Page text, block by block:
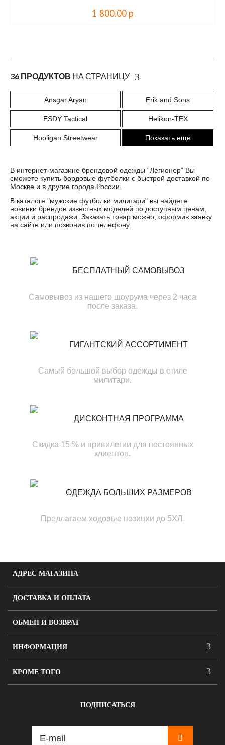
1 800.00 р
36 ПРОДУКТОВ НА СТРАНИЦУ
Ansgar Aryan Erik and Sons
ESDY Tactical Helikon-TEX
Hooligan Streetwear Показать еще
В интернет-магазине брендовой одежды “Легионер” Вы
сможете купить бордовые футболки с быстрой доставкой по
Москве и в другие города России.
В каталоге "мужские футболки милитари" вы найдете
новинки брендов известных моделей по доступным ценам,
акции и распродажи. Заказать товар можно, оформив заявку
на сайте или позвонив по телефону.
БЕСПЛАТНЫЙ САМОВЫВОЗ
Самовывоз из нашего шоурума через 2 часа
после заказа.
ГИГАНТСКИЙ АССОРТИМЕНТ
Самый большой выбор одежды в стиле
милитари.
ДИСКОНТНАЯ ПРОГРАММА
Скидка 15 % и привилегии для постоянных
клиентов.
ОДЕЖДА БОЛЬШИХ РАЗМЕРОВ
Предлагаем ходовые позиции до 5ХЛ.
АДРЕС МАГАЗИНА
ДОСТАВКА И ОПЛАТА
ОБМЕН И ВОЗВРАТ
ИНФОРМАЦИЯ
КРОМЕ ТОГО
ПОДПИСАТЬСЯ